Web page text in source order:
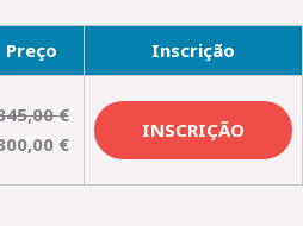
Preço Inscrição
€
€
INSCRIÇÃO